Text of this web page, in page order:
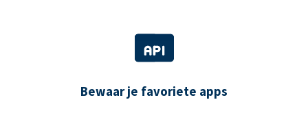
Bewaar je favoriete apps